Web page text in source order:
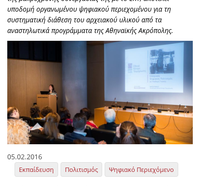
υποδομή οργανωμένου ψηφιακού περιεχομένου για τη
συστηματική διάθεση του αρχειακού υλικού από τα
αναστηλωτικά προγράμματα της Αθηναϊκής Ακρόπολης.
05.02.2016
Εκπαίδευση Πολιτισμός Ψηφιακό Περιεχόμενο